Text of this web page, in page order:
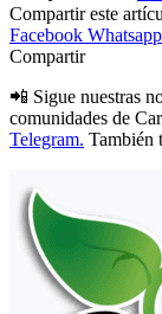
Compartir este
Facebook Whatsapp
Compartir
📲 Sigue nuestras
comunidades de
Telegram. También